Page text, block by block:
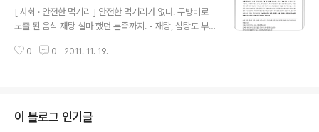
이요두라'는 이미 전세계적으로 200여건의 CJD를 감염
시킨 사례가 있어 1987년부터 프리온 단백질을 불활화시
이식받은 환자들을 파악해 신경학적으로 이상이 있는지 여
[ 사회 · 안전한 먹거리 ] 안전한 먹거리가 없다. 무방비로
노출 된 음식 재탕 설마 했던 본죽까지. - 재탕, 삼탕도 부족
5곳 불만제로에 적발 - 소공동점, 동여의도점, 용산파크자
대표 죽 전문 프랜차이즈 기업 브랜드인 본죽에서 터졌다.
본죽 측은 사과문을 통해 일부 가맹점이 불미스러운 영업
0 0 2011. 11. 19.
이 블로그 인기글